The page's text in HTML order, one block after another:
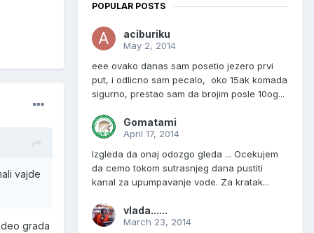
vajde
grada
POPULAR POSTS
aciburiku
May 2, 2014
eee ovako danas sam posetio jezero prvi
put, i odlicno sam pecalo, oko 15ak komada
sigurno, prestao sam da brojim posle 10og...
Gomatami
April 17, 2014
Izgleda da onaj odozgo gleda ... Ocekujem
da cemo tokom sutrasnjeg dana pustiti
kanal za upumpavanje vode. Za kratak...
vlada......
March 23, 2014